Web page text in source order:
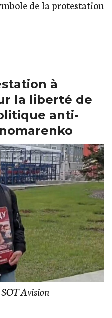
de la protestation
à
la liberté de
anti-
SOTAvision